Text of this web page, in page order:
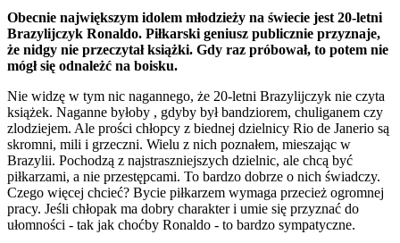
Obecnie największym idolem młodzieży na świecie jest 20-letni
Brazylijczyk Ronaldo. Piłkarski geniusz publicznie przyznaje,
że nidgy nie przeczytał książki. Gdy raz próbował, to potem nie
mógł się odnależć na boisku.
Nie widzę w tym nic nagannego, że 20-letni Brazylijczyk nie czyta
książek. Naganne byłoby , gdyby był bandziorem, chuliganem czy
zlodziejem. Ale prości chłopcy z biednej dzielnicy Rio de Janerio są
skromni, mili i grzeczni. Wielu z nich poznałem, mieszając w
Brazylii. Pochodzą z najstraszniejszych dzielnic, ale chcą być
piłkarzami, a nie przestępcami. To bardzo dobrze o nich świadczy.
Czego więcej chcieć? Bycie piłkarzem wymaga przecież ogromnej
pracy. Jeśli chłopak ma dobry charakter i umie się przyznać do
ułomności - tak jak choćby Ronaldo - to bardzo sympatyczne.